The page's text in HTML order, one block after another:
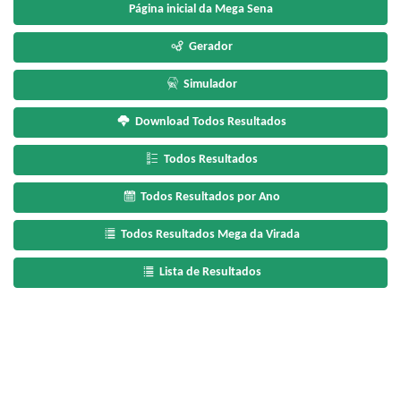
Página inicial da Mega Sena
Gerador
Simulador
Download Todos Resultados
Todos Resultados
Todos Resultados por Ano
Todos Resultados Mega da Virada
Lista de Resultados